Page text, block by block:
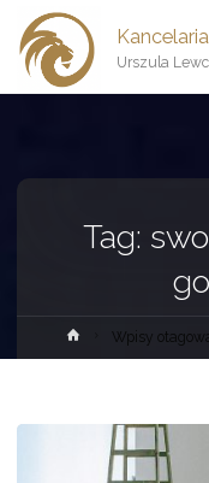
Urszula
Tag:
Strona
główna
Wpisy